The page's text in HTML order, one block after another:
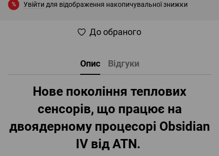
% Увійти для відображення накопичувальної знижки
До обраного
Опис Відгуки
Нове покоління теплових
сенсорів, що працює на
двоядерному процесорі Obsidian
IV від ATN.